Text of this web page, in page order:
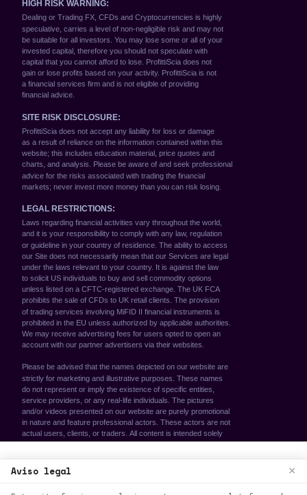
We use cookies to enhance your browsing
experience. By continuing to use our
Aviso legal ×